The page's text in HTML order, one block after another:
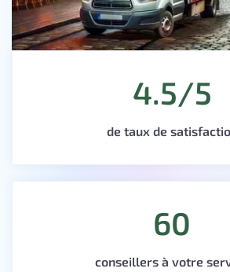
4.5/5
de taux de
60
conseillers à votre